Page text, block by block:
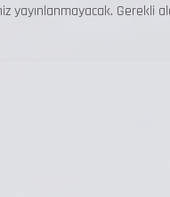
yayınlanmayacak. Gerekli